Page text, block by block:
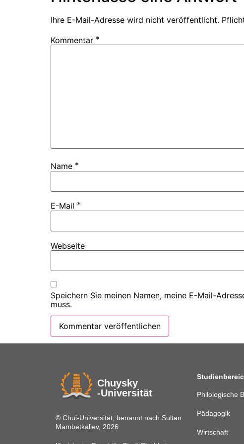
Ihre E-Mail-Adresse wird nicht veröffentlicht.
Kommentar *
Name *
E-Mail *
Webseite
Speichern Sie meinen Namen, meine E-Mail-
muss.
Chuysky
-Universität
© Chui-Universität, benannt nach Sultan
Mambetkaliev, 2026
Philologische
Pädagogik
Wirtschaft